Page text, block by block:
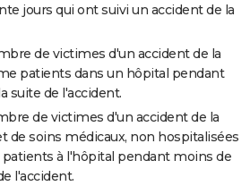
jours qui ont suivi un accident de la
de victimes d'un accident de la
patients dans un hôpital pendant
suite de l'accident.
de victimes d'un accident de la
de soins médicaux, non hospitalisées
à l'hôpital pendant moins de
l'accident.